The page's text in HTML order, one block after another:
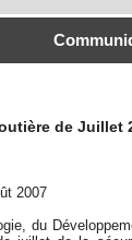
de Juillet
2007
du